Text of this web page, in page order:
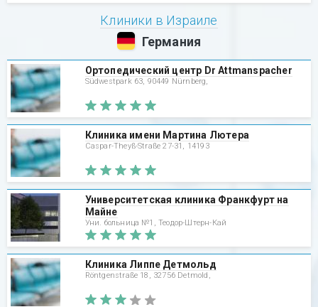
Клиники в Израиле
Германия
Ортопедический центр Dr Attmanspacher
Südwestpark 63, 90449 Nürnberg,
Клиника имени Мартина Лютера
Caspar-Theyß-Straße 27-31, 14193
Университетская клиника Франкфурт на
Майне
Уни. больница №1, Теодор-Штерн-Кай
Клиника Липпе Детмольд
Röntgenstraße 18, 32756 Detmold,